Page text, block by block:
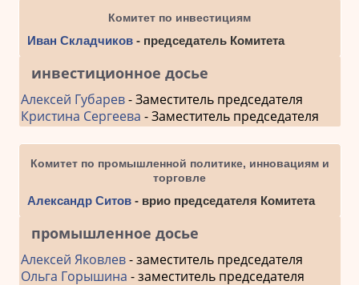
Комитет по инвестициям
Иван Складчиков- председатель Комитета
инвестиционное досье
Алексей Губарев- Заместитель председателя
Кристина Сергеева - Заместитель председателя
Комитет по промышленной политике, инновациям и
торговле
Александр Ситов- врио председателя Комитета
промышленное досье
Алексей Яковлев- заместитель председателя
Ольга Горышина - заместитель председателя